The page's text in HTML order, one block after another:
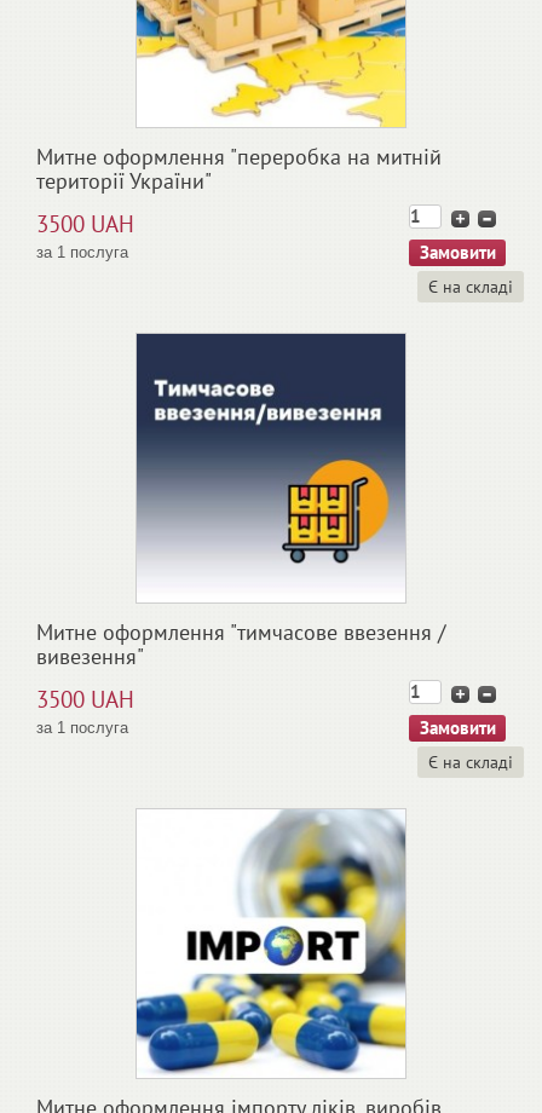
Митне оформлення "переробка на митній
території України"
3500 UAH
за 1 послуга
Є на складі
Митне оформлення "тимчасове ввезення /
вивезення"
3500 UAH
за 1 послуга
Є на складі